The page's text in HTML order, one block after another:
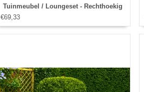
Tuinmeubel / Loungeset - Rechthoekig
€69,33